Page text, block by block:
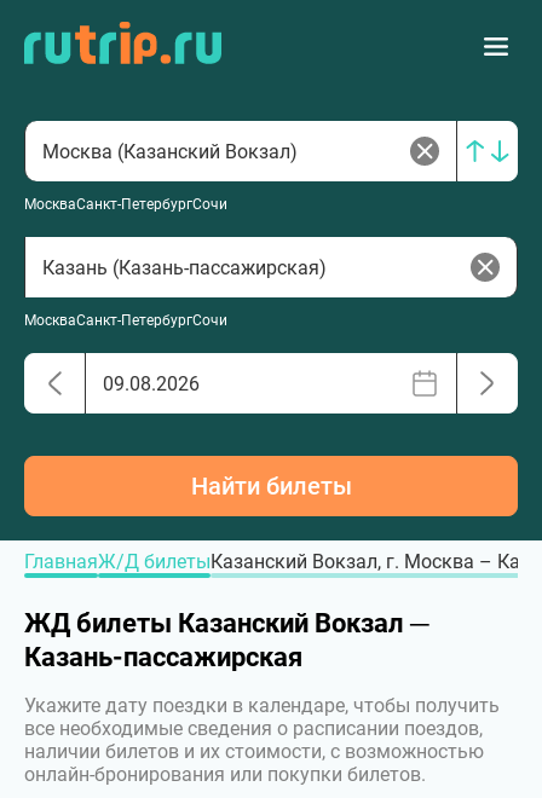
МоскваСанкт-ПетербургСочи
МоскваСанкт-ПетербургСочи
Найти билеты
ГлавнаяЖ/Д билетыКазанский Вокзал, г. Москва –
ЖД билеты Казанский Вокзал ─
Казань-пассажирская
Укажите дату поездки в календаре, чтобы получить
все необходимые сведения о расписании поездов,
наличии билетов и их стоимости, с возможностью
онлайн-бронирования или покупки билетов.